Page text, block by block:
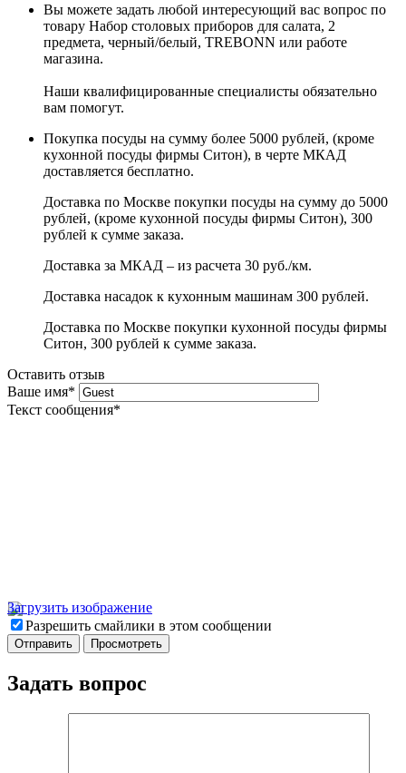
Вы можете задать любой интересующий вас вопрос по
товару Набор столовых приборов для салата, 2
предмета, черный/белый, TREBONN или работе
магазина.
Наши квалифицированные специалисты обязательно
вам помогут.
Покупка посуды на сумму более 5000 рублей, (кроме
кухонной посуды фирмы Ситон), в черте МКАД
доставляется бесплатно.
Доставка по Москве покупки посуды на сумму до 5000
рублей, (кроме кухонной посуды фирмы Ситон), 300
рублей к сумме заказа.
Доставка за МКАД – из расчета 30 руб./км.
Доставка насадок к кухонным машинам 300 рублей.
Доставка по Москве покупки кухонной посуды фирмы
Ситон, 300 рублей к сумме заказа.
Оставить отзыв
Ваше имя*
Текст сообщения*
Загрузить изображение
Разрешить смайлики в этом сообщении
Задать вопрос